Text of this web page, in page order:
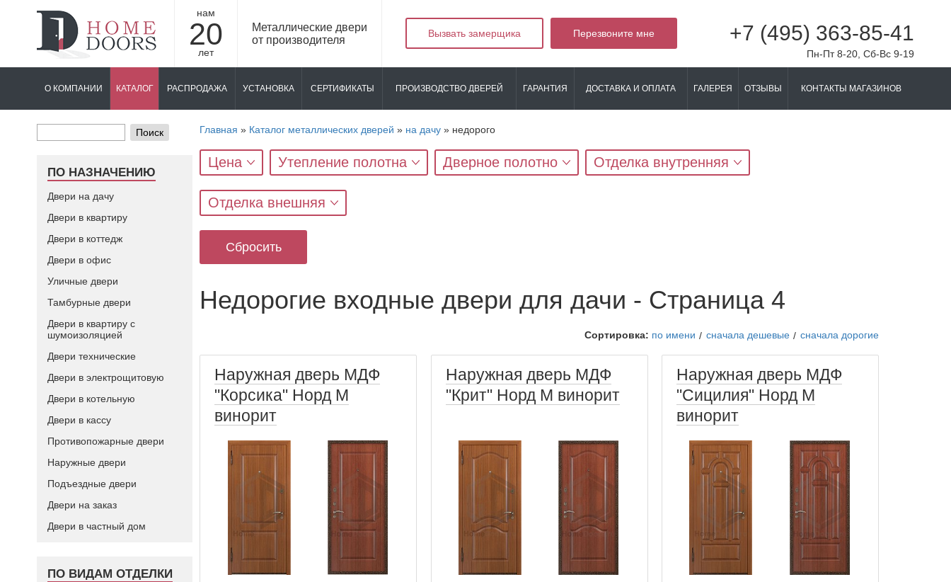
нам
20
лет
Металлические двери
от производителя
Вызвать замерщика Перезвоните мне +7 (495) 363-85-41
Пн-Пт 8-20, Сб-Вс 9-19
О КОМПАНИИ КАТАЛОГ РАСПРОДАЖА УСТАНОВКА СЕРТИФИКАТЫ ПРОИЗВОДСТВО ДВЕРЕЙ ГАРАНТИЯ ДОСТАВКА И ОПЛАТА ГАЛЕРЕЯ ОТЗЫВЫ КОНТАКТЫ МАГАЗИНОВ
Поиск
ПО НАЗНАЧЕНИЮ
Двери на дачу
Двери в квартиру
Двери в коттедж
Двери в офис
Уличные двери
Тамбурные двери
Двери в квартиру с
шумоизоляцией
Двери технические
Двери в электрощитовую
Двери в котельную
Двери в кассу
Противопожарные двери
Наружные двери
Подъездные двери
Двери на заказ
Двери в частный дом
ПО ВИДАМ ОТДЕЛКИ
Главная » Каталог металлических дверей » на дачу » недорого
Цена Утепление полотна Дверное полотно Отделка внутренняя
Отделка внешняя
Сбросить
Недорогие входные двери для дачи - Страница 4
Сортировка: по имени сначала дешевые сначала дорогие
Наружная дверь МДФ
"Корсика" Норд М
винорит
Наружная дверь МДФ
"Крит" Норд М винорит
Наружная дверь МДФ
"Сицилия" Норд М
винорит